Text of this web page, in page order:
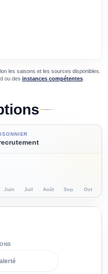
les saisons et les sources disponibles.
ou des instances compétentes.
Juin Juil Août Sep Oct